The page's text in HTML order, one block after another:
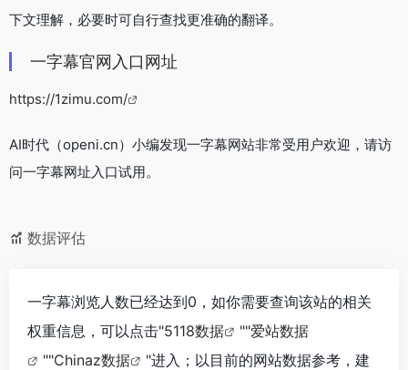
下文理解，必要时可自行查找更准确的翻译。
一字幕官网入口网址
https://1zimu.com/
AI时代（openi.cn）小编发现一字幕网站非常受用户欢迎，请访
问一字幕网址入口试用。
数据评估
一字幕浏览人数已经达到0，如你需要查询该站的相关
权重信息，可以点击"5118数据 ""爱站数据
""Chinaz数据
"进入；以目前的网站数据参考，建